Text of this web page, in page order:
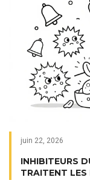
juin 22, 2026
INHIBITEURS
TRAITENT